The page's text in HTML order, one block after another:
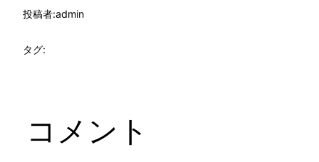
投稿者:admin
タグ:
コメント